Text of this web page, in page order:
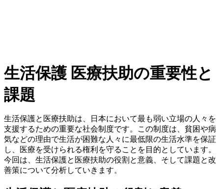
生活保護 医療扶助の重要性と
課題
生活保護と医療扶助は、日本において最も弱い立場の人々を
支援するための重要な社会制度です。この制度は、貧困や病
気などの理由で生活が困難な人々に最低限の生活水準を保証
し、医療を受けられる権利を守ることを目的としています。
今回は、生活保護と医療扶助の役割と意義、そして課題と改
善策について分析していきます。